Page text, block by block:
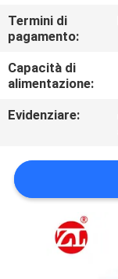
NOTIZIE
RICHIEDA
CITAZIONE
SHOW
Termini di
pagamento:
Capacità di
alimentazione:
Evidenziare: